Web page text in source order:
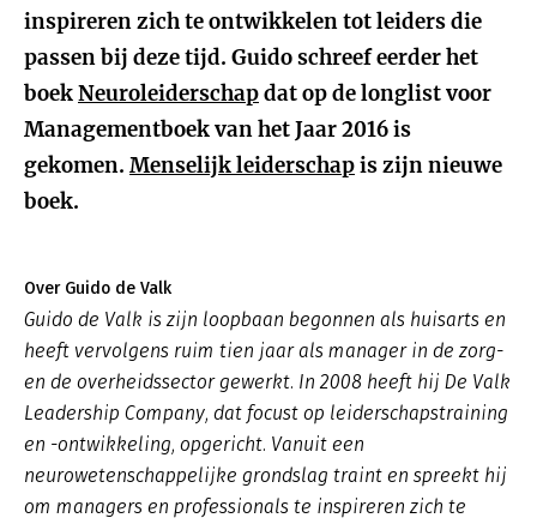
inspireren zich te ontwikkelen tot leiders die
passen bij deze tijd. Guido schreef eerder het
boekNeuroleiderschapdat op de longlist voor
Managementboek van het Jaar 2016 is
gekomen. Menselijk leiderschapis zijn nieuwe
boek.
Over Guido de Valk
Guido de Valk is zijn loopbaan begonnen als huisarts en
heeft vervolgens ruim tien jaar als manager in de zorg-
en de overheidssector gewerkt. In 2008 heeft hij De Valk
Leadership Company, dat focust op leiderschapstraining
en -ontwikkeling, opgericht. Vanuit een
neurowetenschappelijke grondslag traint en spreekt hij
om managers en professionals te inspireren zich te